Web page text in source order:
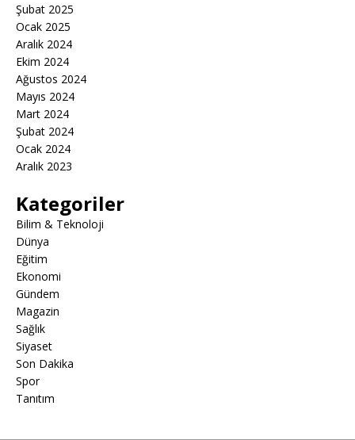
Şubat 2025
Ocak 2025
Aralık 2024
Ekim 2024
Ağustos 2024
Mayıs 2024
Mart 2024
Şubat 2024
Ocak 2024
Aralık 2023
Kategoriler
Bilim & Teknoloji
Dünya
Eğitim
Ekonomi
Gündem
Magazin
Sağlık
Siyaset
Son Dakika
Spor
Tanıtım